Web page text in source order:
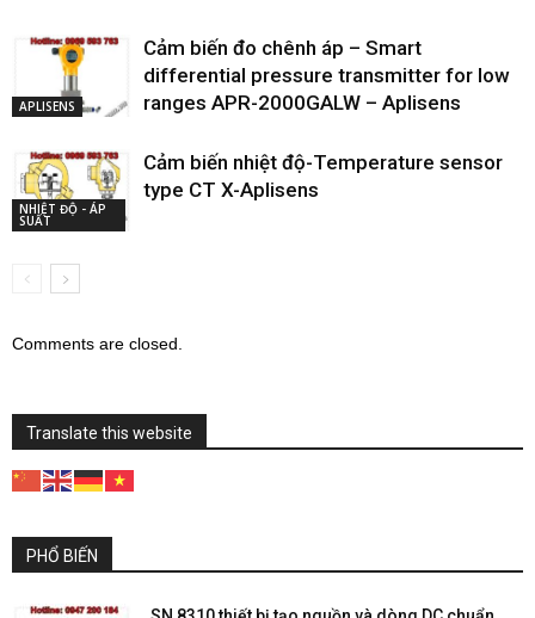
APLISENS
Cảm biến đo chênh áp – Smart
differential pressure transmitter for low
ranges APR-2000GALW – Aplisens
NHIỆT ĐỘ - ÁP
SUẤT
Cảm biến nhiệt độ-Temperature sensor
type CT X-Aplisens
Comments are closed.
Translate this website
PHỔ BIẾN